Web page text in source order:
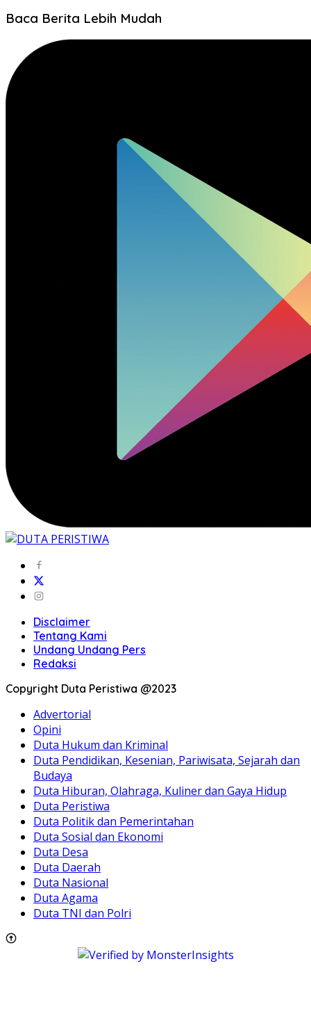
Baca Berita Lebih Mudah
Disclaimer
Tentang Kami
Undang Undang Pers
Redaksi
Copyright Duta Peristiwa @2023
Advertorial
Opini
Duta Hukum dan Kriminal
Duta Pendidikan, Kesenian, Pariwisata, Sejarah dan
Budaya
Duta Hiburan, Olahraga, Kuliner dan Gaya Hidup
Duta Peristiwa
Duta Politik dan Pemerintahan
Duta Sosial dan Ekonomi
Duta Desa
Duta Daerah
Duta Nasional
Duta Agama
Duta TNI dan Polri